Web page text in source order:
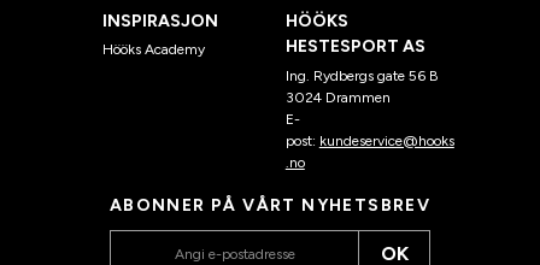
INSPIRASJON
Hööks Academy
HÖÖKS
HESTESPORT AS
Ing. Rydbergs gate 56 B
3024 Drammen
E-
post: kundeservice@hooks
.no
ABONNER PÅ VÅRT NYHETSBREV
OK